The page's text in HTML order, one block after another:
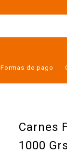
Formas de pago
Carnes
1000 Grs